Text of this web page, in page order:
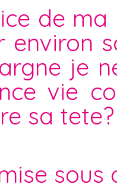
de ma
environ
je
vie
sa tete?